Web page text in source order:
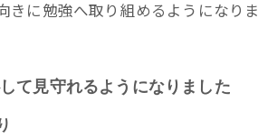
きに勉強へ取り組めるようになりま
て見守れるようになりました